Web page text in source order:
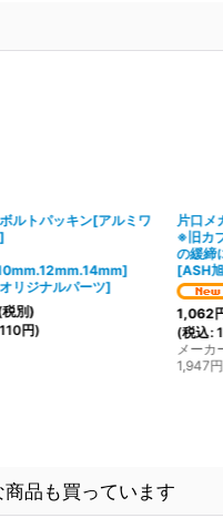
ルトパッキン[アルミワ
リジナルパーツ]
税別)
110円)
片口
※旧カ
の緩締
[ASH
1,062
(税込:
メーカ
1,947円
品も買っています